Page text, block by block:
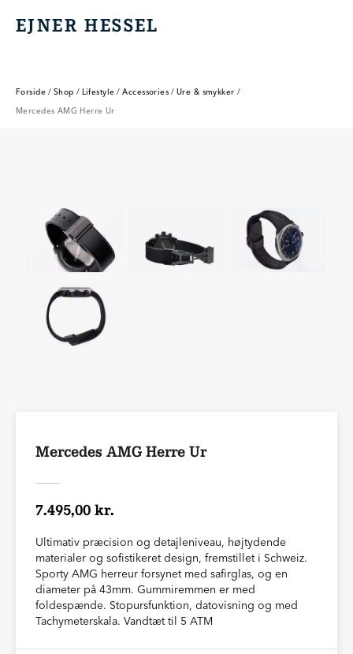
EJNER HESSEL
EJNER HESSEL
Forside / Shop / Lifestyle / Accessories / Ure & smykker /
Mercedes AMG Herre Ur
Mercedes AMG Herre Ur
7.495,00 kr.
Ultimativ præcision og detajleniveau, højtydende
materialer og sofistikeret design, fremstillet i Schweiz.
Sporty AMG herreur forsynet med safirglas, og en
diameter på 43mm. Gummiremmen er med
foldespænde. Stopursfunktion, datovisning og med
Tachymeterskala. Vandtæt til 5 ATM